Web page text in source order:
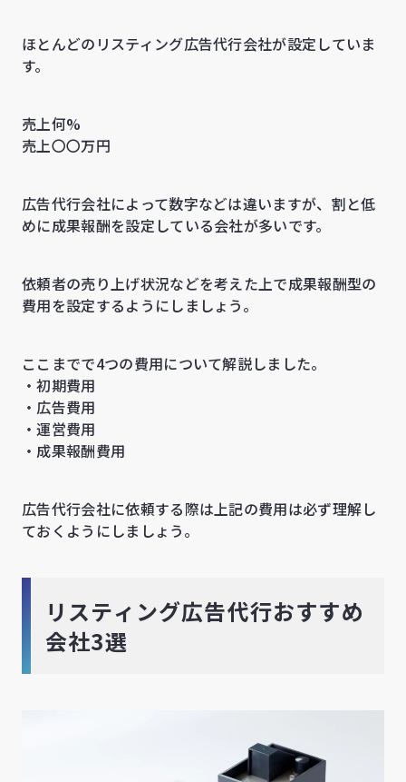
ほとんどのリスティング広告代行会社が設定していま
す。
売上何%
売上〇〇万円
広告代行会社によって数字などは違いますが、割と低
めに成果報酬を設定している会社が多いです。
依頼者の売り上げ状況などを考えた上で成果報酬型の
費用を設定するようにしましょう。
ここまでで4つの費用について解説しました。
・初期費用
・広告費用
・運営費用
・成果報酬費用
広告代行会社に依頼する際は上記の費用は必ず理解し
ておくようにしましょう。
リスティング広告代行おすすめ
会社3選